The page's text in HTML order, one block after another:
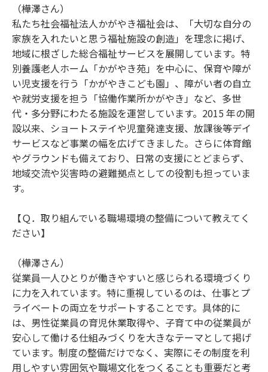
（樺澤さん）
私たち社会福祉法人かがやき福祉会は、「大切な自分の
家族を入れたいと思う福祉施設の創造」を理念に掲げ、
地域に根ざした総合福祉サービスを展開しています。特
別養護老人ホーム「かがやき苑」を中心に、保育や障が
い児支援を行う「かがやきこども園」、障がい者の自立
や就労支援を担う「協働作業所かがやき」など、多世
代・多分野にわたる施設を運営しています。2015 年の開
設以来、ショートステイや児童発達支援、放課後等デイ
サービスなど事業の幅を広げてきました。さらに体育館
やグラウンドも備えており、日常の支援にとどまらず、
地域交流や災害時の避難拠点としての役割も担っていま
す。
【Ｑ．取り組んでいる職場環境の整備について教えてく
ださい】
（樺澤さん）
従業員一人ひとりが働きやすいと感じられる環境づくり
に力を入れています。特に重視しているのは、仕事とプ
ライベートの両立をサポートすることです。具体的に
は、男性従業員の育児休業取得や、子育て中の従業員が
安心して働ける仕組みづくりを大きなテーマとして掲げ
ています。制度の整備だけでなく、実際にその制度を利
用しやすい雰囲気や職場文化をつくることも重要だと考